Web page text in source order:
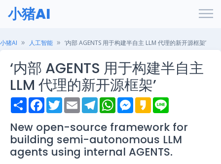
小猪AI
小猪AI 人工智能 ‘内部 AGENTS 用于构建半自主 LLM 代理的新开源框架’
‘内部 AGENTS 用于构建半自主
LLM 代理的新开源框架’
S
h
r
e
F
a
e
b
o
o
k
T
w
t
t
e
r
E
m
i
l
T
e
e
g
r
a
m
W
h
t
s
A
p
p
M
e
s
e
n
g
e
K
a
a
o
e
New open-source framework for
building semi-autonomous LLM
agents using internal AGENTS.